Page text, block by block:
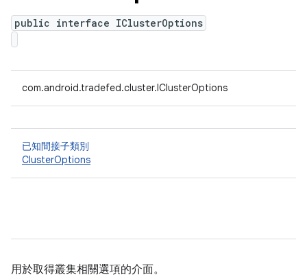
public interface IClusterOptions
com.android.tradefed.cluster.IClusterOptions
已知間接子類別
ClusterOptions
用於取得叢集相關選項的介面。